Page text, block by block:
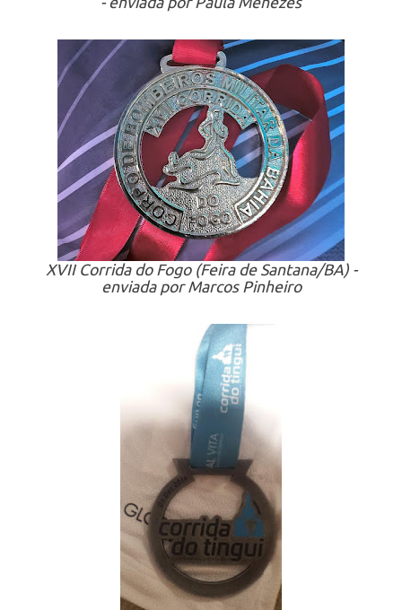
XVII Corrida do Fogo (Feira de Santana/BA) -
enviada por Marcos Pinheiro